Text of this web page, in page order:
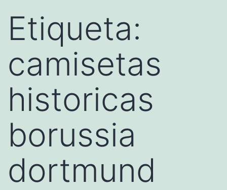
Etiqueta:
camisetas
historicas
borussia
dortmund